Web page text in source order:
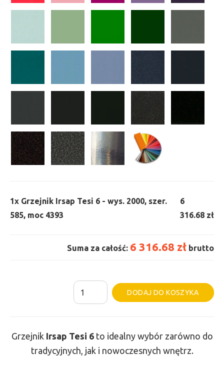
1x Grzejnik Irsap Tesi 6 - wys. 2000, szer.
585, moc 4393
6
316.68 zł
Suma za całość: 6 316.68 zł brutto
ilość
Grzejnik
DODAJ DO KOSZYKA
Grzejnik Irsap Tesi 6to idealny wybór zarówno do
tradycyjnych, jak i nowoczesnych wnętrz.